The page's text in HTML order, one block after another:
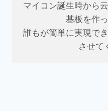
マイコン誕生時から
基板を作
誰もが簡単に実現で
させて